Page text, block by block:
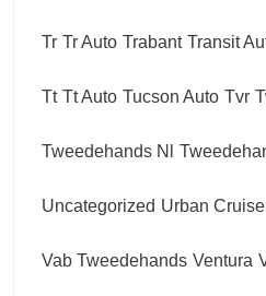
Tr Tr Auto Trabant Transit
Tt Tt Auto Tucson Auto Tvr
Tweedehands Nl
Uncategorized Urban
Vab Tweedehands Ventura